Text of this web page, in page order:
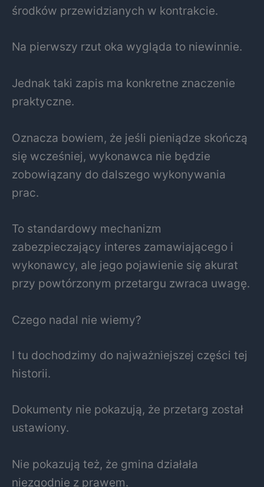
środków przewidzianych w kontrakcie.
Na pierwszy rzut oka wygląda to niewinnie.
Jednak taki zapis ma konkretne znaczenie
praktyczne.
Oznacza bowiem, że jeśli pieniądze skończą
się wcześniej, wykonawca nie będzie
zobowiązany do dalszego wykonywania
prac.
To standardowy mechanizm
zabezpieczający interes zamawiającego i
wykonawcy, ale jego pojawienie się akurat
przy powtórzonym przetargu zwraca uwagę.
Czego nadal nie wiemy?
I tu dochodzimy do najważniejszej części tej
historii.
Dokumenty nie pokazują, że przetarg został
ustawiony.
Nie pokazują też, że gmina działała
niezgodnie z prawem.